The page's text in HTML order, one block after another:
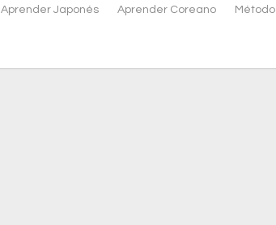
Aprender Japonés Aprender Coreano
Método